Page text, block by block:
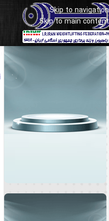
Skip to navigation
Skip to main content